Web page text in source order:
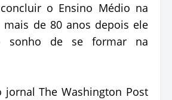
o Ensino Médio na
mais de 80 anos depois ele
sonho de se formar na
jornal The Washington Post